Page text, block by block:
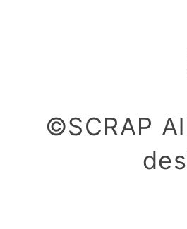
©SCRAP